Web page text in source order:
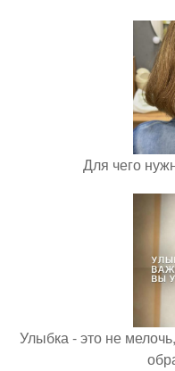
Для чего
Улыбка - это не